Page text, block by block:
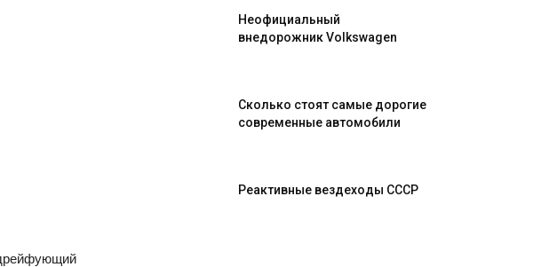
Неофициальный
внедорожник Volkswagen
Сколько стоят самые дорогие
современные автомобили
Реактивные вездеходы СССР